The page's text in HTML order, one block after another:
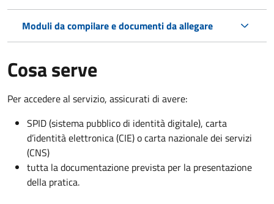
Moduli da compilare e documenti da allegare
Cosa serve
Per accedere al servizio, assicurati di avere:
SPID (sistema pubblico di identità digitale), carta
d’identità elettronica (CIE) o carta nazionale dei servizi
(CNS)
tutta la documentazione prevista per la presentazione
della pratica.